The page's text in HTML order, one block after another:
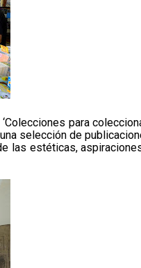
para
selección de
las estéticas,